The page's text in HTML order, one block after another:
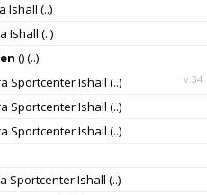
Ishall (..)
Ishall (..)
()(..)
v.34
Sportcenter Ishall (..)
Sportcenter Ishall (..)
Sportcenter Ishall (..)
Sportcenter Ishall (..)